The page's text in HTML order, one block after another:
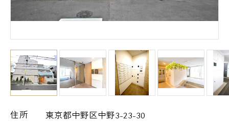
住所 東京都中野区中野3-23-30